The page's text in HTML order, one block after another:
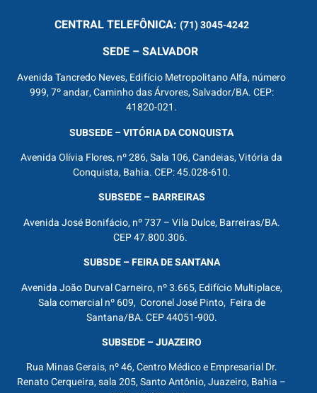
CENTRALTELEFÔNICA: (71) 3045-4242
SEDE – SALVADOR
Avenida Tancredo Neves, Edifício Metropolitano Alfa, número
999, 7º andar, Caminho das Árvores, Salvador/BA. CEP:
41820-021.
SUBSEDE – VITÓRIA DA CONQUISTA
Avenida Olívia Flores, nº 286, Sala 106, Candeias, Vitória da
Conquista, Bahia. CEP: 45.028-610.
SUBSEDE – BARREIRAS
Avenida José Bonifácio, nº 737 – Vila Dulce, Barreiras/BA.
CEP 47.800.306.
SUBSDE – FEIRA DE SANTANA
Avenida João Durval Carneiro, nº 3.665, Edifício Multiplace,
Sala comercial nº 609, Coronel José Pinto, Feira de
Santana/BA. CEP 44051-900.
SUBSEDE – JUAZEIRO
Rua Minas Gerais, nº 46, Centro Médico e Empresarial Dr.
Renato Cerqueira, sala 205, Santo Antônio, Juazeiro, Bahia –